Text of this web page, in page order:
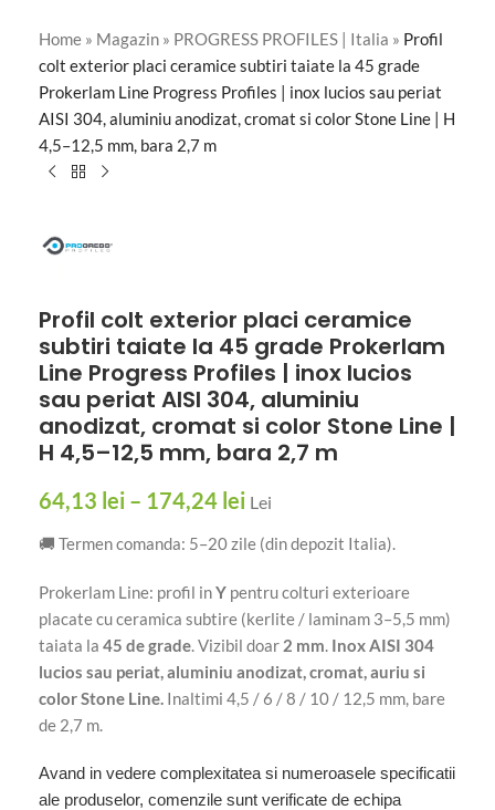
Home » Magazin » PROGRESS PROFILES | Italia » Profil
colt exterior placi ceramice subtiri taiate la 45 grade
Prokerlam Line Progress Profiles | inox lucios sau periat
AISI 304, aluminiu anodizat, cromat si color Stone Line | H
4,5–12,5 mm, bara 2,7 m
Profil colt exterior placi ceramice
subtiri taiate la 45 grade Prokerlam
Line Progress Profiles | inox lucios
sau periat AISI 304, aluminiu
anodizat, cromat si color Stone Line |
H 4,5–12,5 mm, bara 2,7 m
64,13 lei – 174,24 lei Lei
🚚 Termen comanda: 5–20 zile (din depozit Italia).
Prokerlam Line: profil inY pentru colturi exterioare
placate cu ceramica subtire (kerlite / laminam 3–5,5 mm)
taiata la 45 de grade. Vizibil doar 2 mm. Inox AISI 304
lucios sau periat, aluminiu anodizat, cromat, auriu si
color Stone Line. Inaltimi 4,5 / 6 / 8 / 10 / 12,5 mm, bare
de 2,7 m.
Avand in vedere complexitatea si numeroasele specificatii
ale produselor, comenzile sunt verificate de echipa